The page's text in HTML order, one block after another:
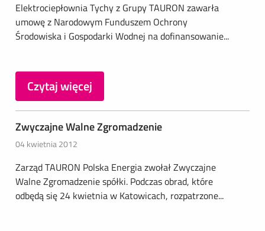
Elektrociepłownia Tychy z Grupy TAURON zawarła
umowę z Narodowym Funduszem Ochrony
Środowiska i Gospodarki Wodnej na dofinansowanie...
Czytaj więcej
Zwyczajne Walne Zgromadzenie
04 kwietnia 2012
Zarząd TAURON Polska Energia zwołał Zwyczajne
Walne Zgromadzenie spółki. Podczas obrad, które
odbędą się 24 kwietnia w Katowicach, rozpatrzone...